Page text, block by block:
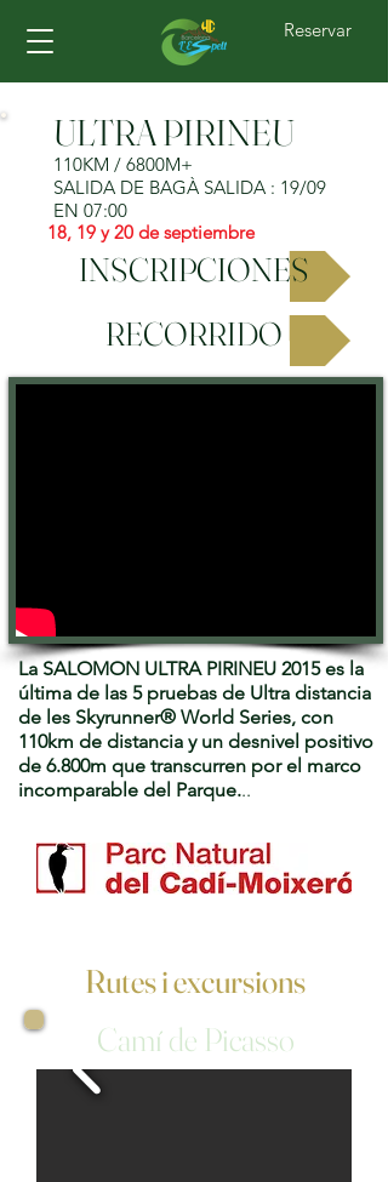
Reservar
ULTRA PIRINEU
110KM / 6800M+
SALIDA DE BAGÀ SALIDA : 19/09
EN 07:00
INSCRIPCIONES
18, 19 y 20 de septiembre
RECORRIDO
La SALOMON ULTRA PIRINEU 2015 es la
última de las 5 pruebas de Ultra distancia
de les Skyrunner® World Series, con
110km de distancia y un desnivel positivo
de 6.800m que transcurren por el marco
incomparable del Parque...
Rutes i excursions
Camí de Picasso